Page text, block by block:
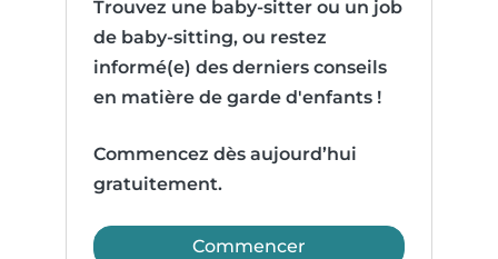
Trouvez une baby-sitter ou un job
de baby-sitting, ou restez
informé(e) des derniers conseils
en matière de garde d'enfants !
Commencez dès aujourd’hui
gratuitement.
Commencer